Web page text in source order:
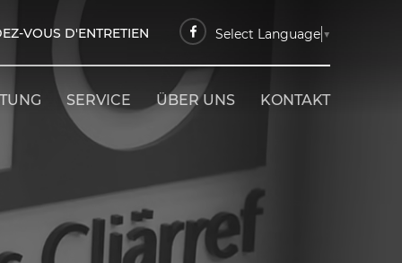
VOUS D'ENTRETIEN Select Language ▼
SERVICE ÜBER UNS KONTAKT